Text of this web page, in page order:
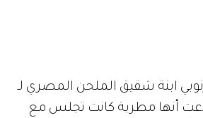
ابنة شقيق الملحن المصري لـ
ادعت أنها مطربة كانت تجلس مع